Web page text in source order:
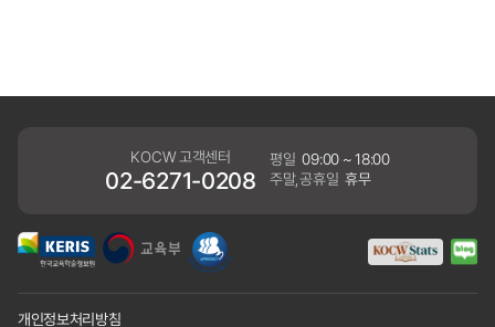
KOCW 고객센터
02-6271-0208
평일 09:00 ~ 18:00
주말,공휴일 휴무
개인정보처리방침